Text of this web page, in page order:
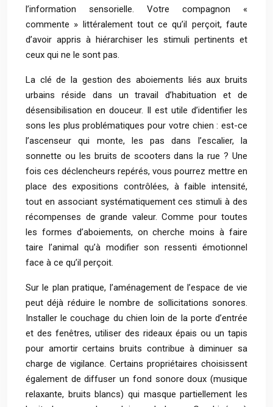
l’information sensorielle. Votre compagnon «
commente » littéralement tout ce qu’il perçoit, faute
d’avoir appris à hiérarchiser les stimuli pertinents et
ceux qui ne le sont pas.
La clé de la gestion des aboiements liés aux bruits
urbains réside dans un travail d’habituation et de
désensibilisation en douceur. Il est utile d’identifier les
sons les plus problématiques pour votre chien : est-ce
l’ascenseur qui monte, les pas dans l’escalier, la
sonnette ou les bruits de scooters dans la rue ? Une
fois ces déclencheurs repérés, vous pourrez mettre en
place des expositions contrôlées, à faible intensité,
tout en associant systématiquement ces stimuli à des
récompenses de grande valeur. Comme pour toutes
les formes d’aboiements, on cherche moins à faire
taire l’animal qu’à modifier son ressenti émotionnel
face à ce qu’il perçoit.
Sur le plan pratique, l’aménagement de l’espace de vie
peut déjà réduire le nombre de sollicitations sonores.
Installer le couchage du chien loin de la porte d’entrée
et des fenêtres, utiliser des rideaux épais ou un tapis
pour amortir certains bruits contribue à diminuer sa
charge de vigilance. Certains propriétaires choisissent
également de diffuser un fond sonore doux (musique
relaxante, bruits blancs) qui masque partiellement les